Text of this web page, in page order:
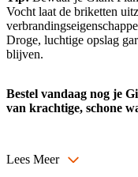
Vocht laat de briketten
Droge, luchtige opslag
blijven.
Bestel vandaag nog je
van krachtige, schone
Lees Meer